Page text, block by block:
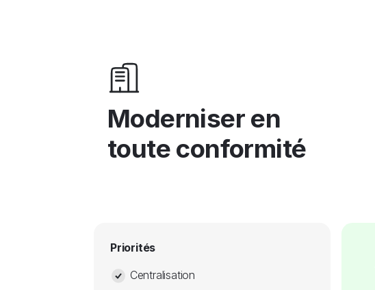
Moderniser en
toute conformité
Priorités
Centralisation